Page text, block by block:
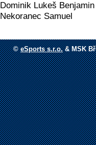
Dominik Lukeš
Nekoranec Samuel
©eSports s.r.o.&MSK